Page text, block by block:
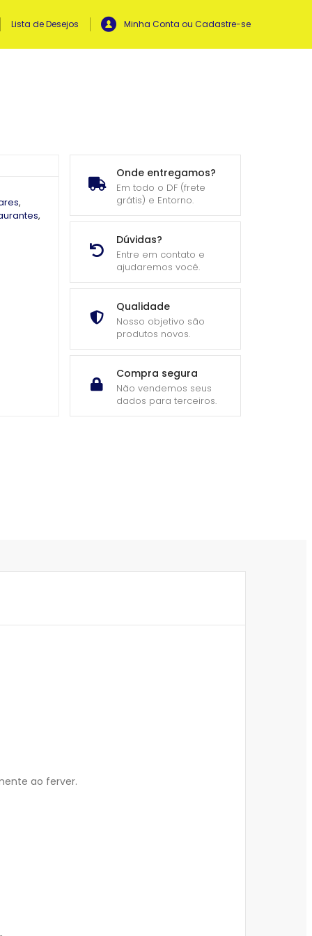
Lista de Desejos Minha Conta ou Cadastre-se
Onde entregamos?
Em todo o DF (frete
grátis) e Entorno.
Dúvidas?
Entre em contato e
ajudaremos você.
Qualidade
Nosso objetivo são
produtos novos.
Compra segura
Não vendemos seus
dados para terceiros.
,
,
ao ferver.